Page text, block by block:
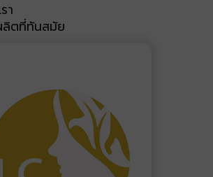
า
ลิตที่ทันสมัย